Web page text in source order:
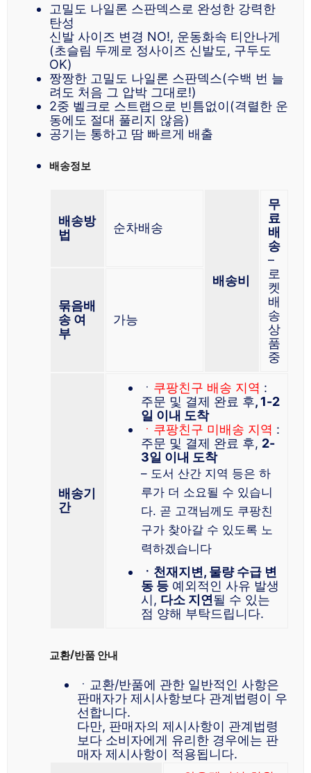
고밀도 나일론 스판덱스로 완성한 강력한
탄성
신발 사이즈 변경 NO!, 운동화속 티안나게
(초슬림 두께로 정사이즈 신발도, 구두도
OK)
짱짱한 고밀도 나일론 스판덱스(수백 번 늘
려도 처음 그 압박 그대로!)
2중 벨크로 스트랩으로 빈틈없이(격렬한 운
동에도 절대 풀리지 않음)
공기는 통하고 땀 빠르게 배출
배송정보
배송방
법
순차배송
배송비
무
료
배
송
–
로
켓
배
송
상
품
중
묶음배
송 여
부
가능
배송기
간
ㆍ 쿠팡친구 배송 지역 :
주문 및 결제 완료 후, 1-2
일 이내 도착
ㆍ쿠팡친구 미배송 지역 :
주문 및 결제 완료 후, 2-
3일 이내 도착
– 도서 산간 지역 등은 하
루가 더 소요될 수 있습니
다. 곧 고객님께도 쿠팡친
구가 찾아갈 수 있도록 노
력하겠습니다
ㆍ천재지변, 물량 수급 변
동 등 예외적인 사유 발생
시, 다소 지연될 수 있는
점 양해 부탁드립니다.
교환/반품 안내
ㆍ교환/반품에 관한 일반적인 사항은
판매자가 제시사항보다 관계법령이 우
선합니다.
다만, 판매자의 제시사항이 관계법령
보다 소비자에게 유리한 경우에는 판
매자 제시사항이 적용됩니다.